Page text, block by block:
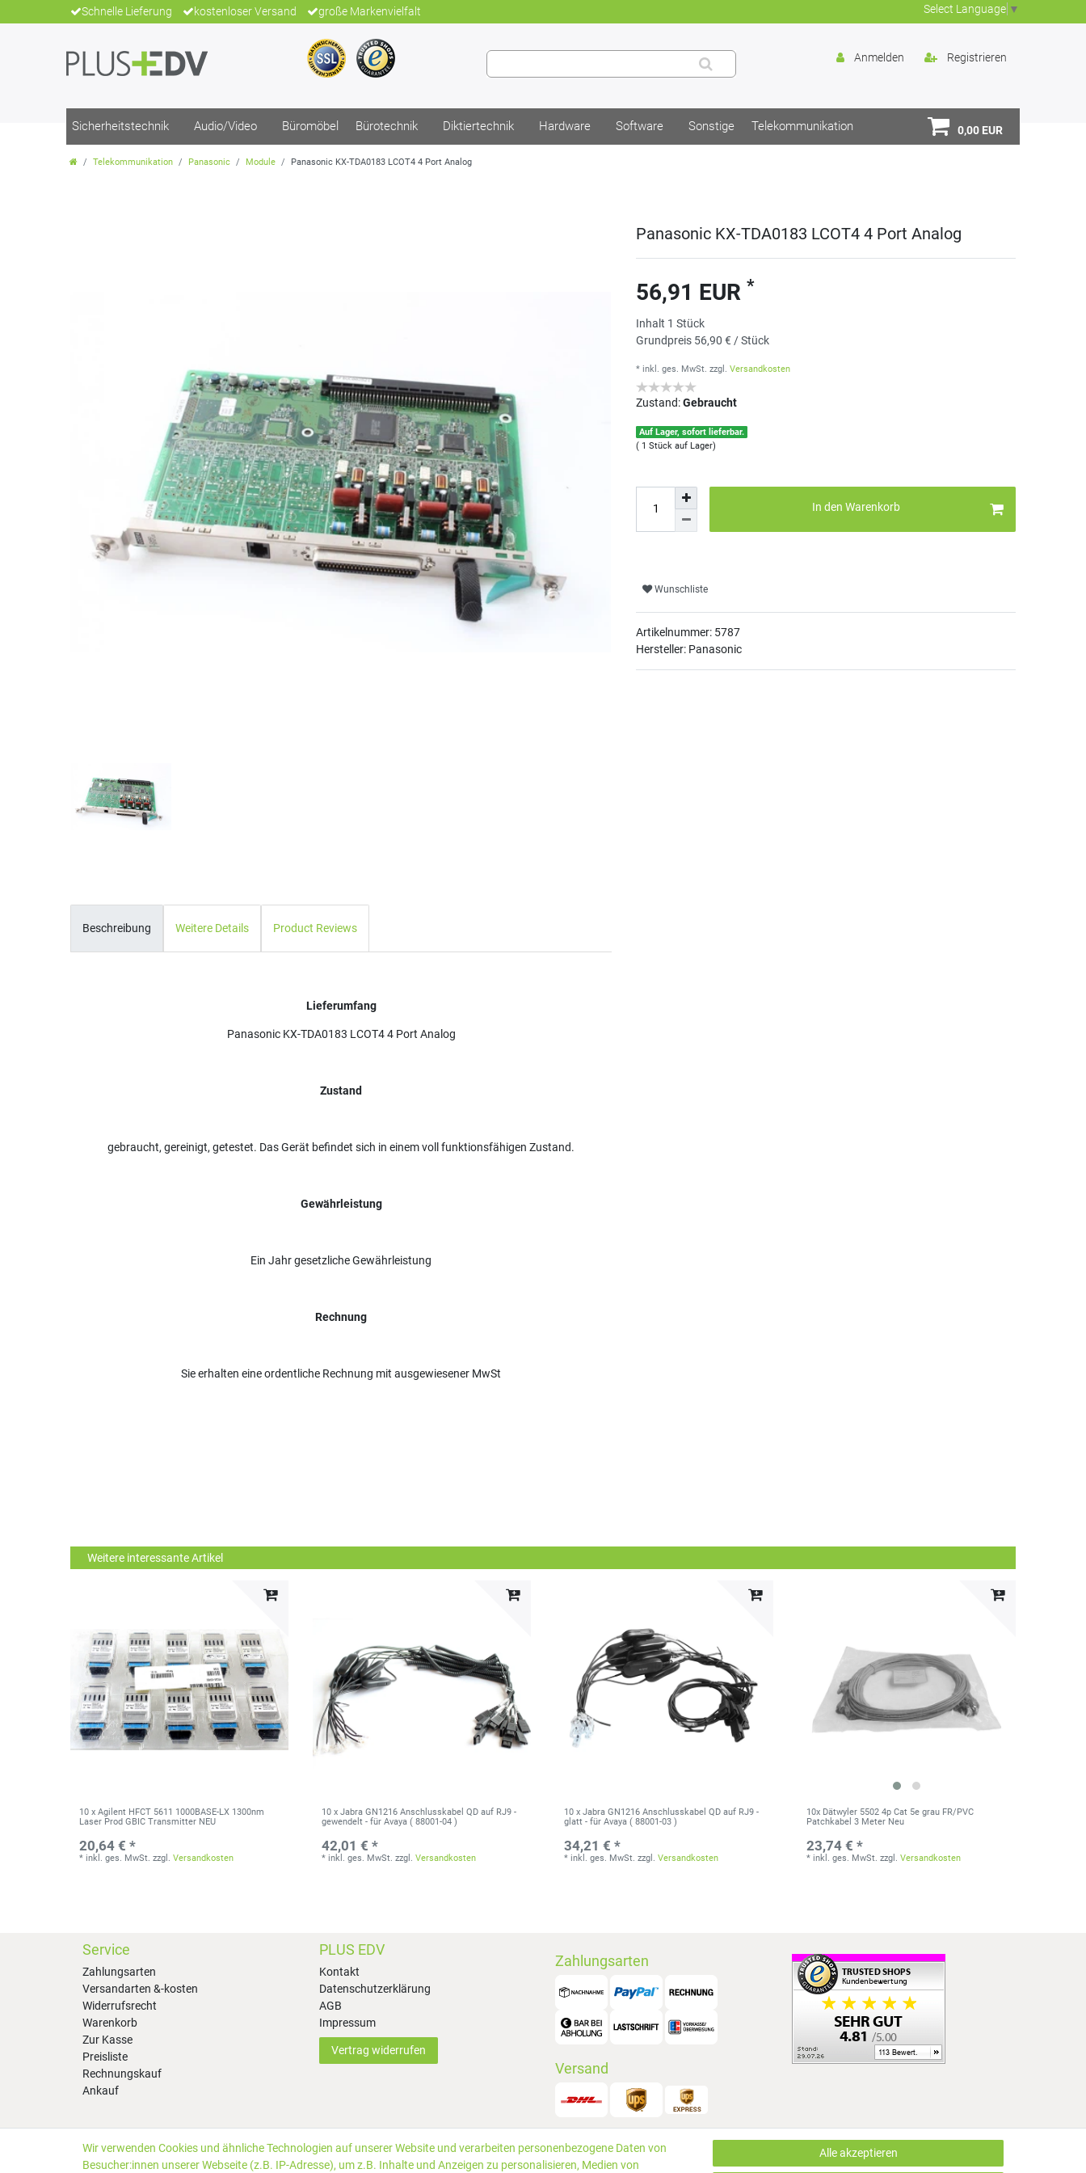
Schnelle Lieferung kostenloser Versand große Markenvielfalt Select Language ▼
Anmelden Registrieren
Sicherheitstechnik Audio/Video Büromöbel Bürotechnik Diktiertechnik Hardware Software Sonstige Telekommunikation 0,00 EUR
Telekommunikation Panasonic Module Panasonic KX-TDA0183 LCOT4 4 Port Analog
Panasonic KX-TDA0183 LCOT4 4 Port Analog
56,91 EUR *
Inhalt 1 Stück
Grundpreis 56,90 € / Stück
* inkl. ges. MwSt. zzgl. Versandkosten
Zustand:Gebraucht
Auf Lager, sofort lieferbar.
( 1 Stück auf Lager)
In den Warenkorb
Wunschliste
Artikelnummer: 5787
Hersteller: Panasonic
Beschreibung Weitere Details Product Reviews
Lieferumfang
Panasonic KX-TDA0183 LCOT4 4 Port Analog
Zustand
gebraucht, gereinigt, getestet. Das Gerät befindet sich in einem voll funktionsfähigen Zustand.
Gewährleistung
Ein Jahr gesetzliche Gewährleistung
Rechnung
Sie erhalten eine ordentliche Rechnung mit ausgewiesener MwSt
Weitere interessante Artikel
10 x Agilent HFCT 5611 1000BASE-LX 1300nm
Laser Prod GBIC Transmitter NEU
20,64 € *
* inkl. ges. MwSt. zzgl.Versandkosten
10 x Jabra GN1216 Anschlusskabel QD auf RJ9 -
gewendelt - für Avaya ( 88001-04 )
42,01 € *
* inkl. ges. MwSt. zzgl.Versandkosten
10 x Jabra GN1216 Anschlusskabel QD auf RJ9 -
glatt - für Avaya ( 88001-03 )
34,21 € *
* inkl. ges. MwSt. zzgl.Versandkosten
10x Dätwyler 5502 4p Cat 5e grau FR/PVC
Patchkabel 3 Meter Neu
23,74 € *
* inkl. ges. MwSt. zzgl.Versandkosten
Service
Zahlungsarten
Versandarten &-kosten
Widerrufsrecht
Warenkorb
Zur Kasse
Preisliste
Rechnungskauf
Ankauf
PLUS EDV
Kontakt
Datenschutzerklärung
AGB
Impressum
Vertrag widerrufen
Zahlungsarten
Versand
*Alle Preise inkl. gesetzlicher MwSt. zzgl. Versandkosten
© 2019 PLUS EDV OHG | Alle Rechte vorbehalten | webshop by
Wir verwenden Cookies und ähnliche Technologien auf unserer Website und verarbeiten personenbezogene Daten von
Besucher:innen unserer Webseite (z.B. IP-Adresse), um z.B. Inhalte und Anzeigen zu personalisieren, Medien von
Alle akzeptieren